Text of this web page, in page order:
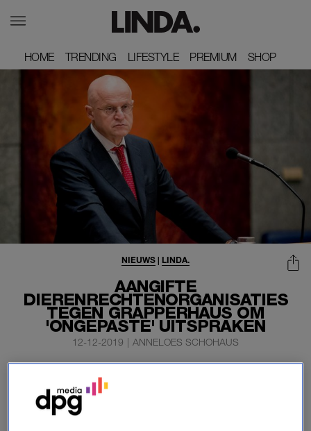
HOME
HOME TRENDING
TRENDING LIFESTYLE
LIFESTYLE PREMIUM
PREMIUM SHOP
SHOP
AANGIFTE
DIERENRECHTENORGANISATIES
TEGEN GRAPPERHAUS OM
'ONGEPASTE' UITSPRAKEN
NIEUWS | LINDA.
12-12-2019 | ANNELOES SCHOHAUS
Dierenrechtenorganisaties doen officieel aangifte tegen
minister Ferdinand Grapperhaus van Justitie en
Veiligheid. Hij zou boeren aanmoedigen tot geweld